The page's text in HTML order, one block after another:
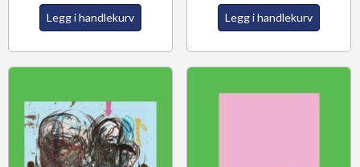
Legg i handlekurv Legg i handlekurv